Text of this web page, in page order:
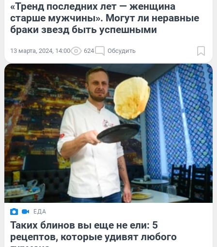
«Тренд последних лет — женщина
старше мужчины». Могут ли неравные
браки звезд быть успешными
13 марта, 2024, 14:00 624 Обсудить
ЕДА
Таких блинов вы еще не ели: 5
рецептов, которые удивят любого